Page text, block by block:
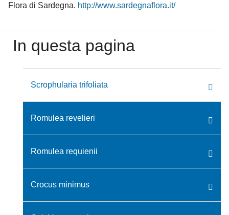
Flora di Sardegna. http://www.sardegnaflora.it/
In questa pagina
Scrophularia trifoliata
Romulea revelieri
Romulea requienii
Crocus minimus